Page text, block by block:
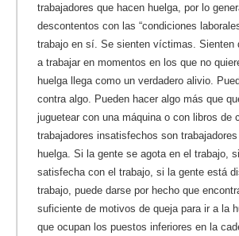
trabajadores que hacen huelga, por lo
descontentos con las “condiciones
trabajo en sí. Se sienten víctimas. Sienten
a trabajar en momentos en los que no
huelga llega como un verdadero alivio.
contra algo. Pueden hacer algo más que
juguetear con una máquina o con libros de
trabajadores insatisfechos son
huelga. Si la gente se agota en el trabajo,
satisfecha con el trabajo, si la gente está
trabajo, puede darse por hecho que
suficiente de motivos de queja para ir a la
que ocupan los puestos inferiores en la